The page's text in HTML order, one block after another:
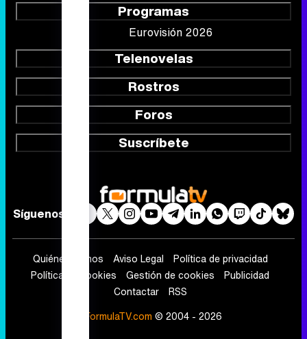
Programas
Eurovisión 2026
Telenovelas
Rostros
Foros
Suscríbete
Síguenos
Quiénes somos Aviso Legal
Política de privacidad
Política de cookies
Gestión de cookies
Publicidad
Contactar
RSS
FormulaTV.com © 2004 - 2026